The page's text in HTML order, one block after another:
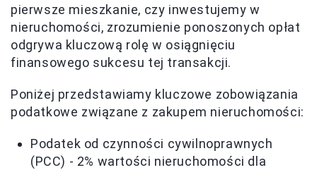
pierwsze mieszkanie, czy inwestujemy w
nieruchomości, zrozumienie ponoszonych opłat
odgrywa kluczową rolę w osiągnięciu
finansowego sukcesu tej transakcji.
Poniżej przedstawiamy kluczowe zobowiązania
podatkowe związane z zakupem nieruchomości:
Podatek od czynności cywilnoprawnych
(PCC) - 2% wartości nieruchomości dla